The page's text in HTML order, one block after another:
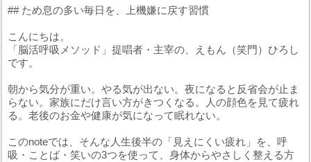
## ため息の多い毎日を、上機嫌に戻す習慣
こんにちは。
「脳活呼吸メソッド」提唱者・主宰の、えもん（笑門）ひろし
です。
朝から気分が重い。やる気が出ない。夜になると反省会が止ま
らない。家族にだけ言い方がきつくなる。人の顔色を見て疲れ
る。老後のお金や健康が気になって眠れない。
このnoteでは、そんな人生後半の「見えにくい疲れ」を、呼
吸・ことば・笑いの3つを使って、身体からやさしく整える方